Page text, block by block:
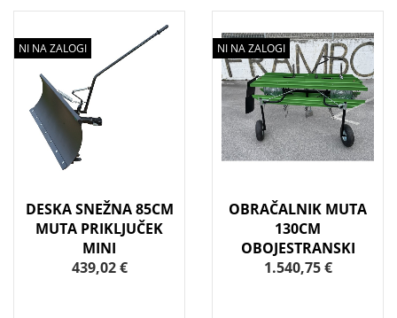
NI NA ZALOGI
DESKA SNEŽNA 85CM
MUTA PRIKLJUČEK
MINI
439,02 €
NI NA ZALOGI
OBRAČALNIK MUTA
130CM
OBOJESTRANSKI
1.540,75 €